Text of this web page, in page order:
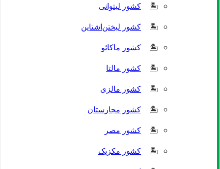
کشور لیتوانی
کشور لیختن‌اشتاین
کشور ماکائو
کشور مالتا
کشور مالزی
کشور مجارستان
کشور مصر
کشور مکزیک